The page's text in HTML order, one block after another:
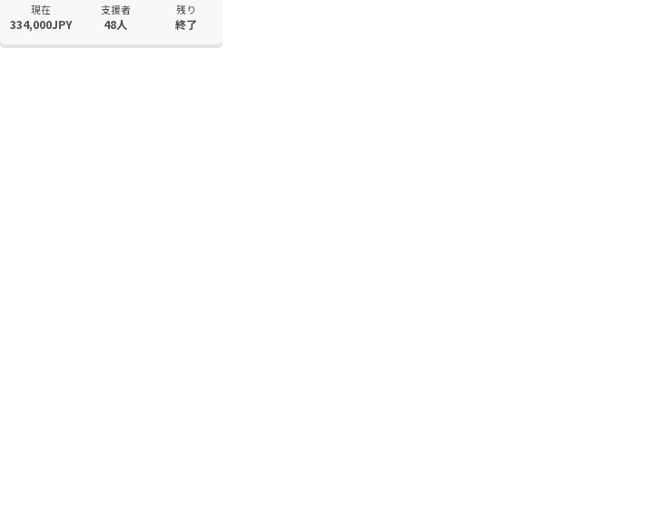
現在
334,000JPY
支援者
48人
残り
終了